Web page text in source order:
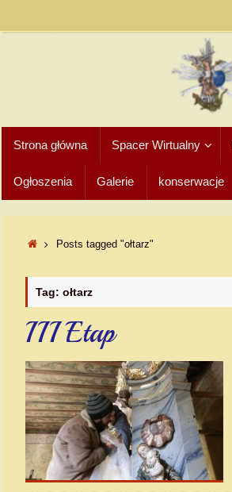
Strona główna Spacer Wirtualny
Ogłoszenia Galerie konserwacje
Posts tagged "ołtarz"
Tag: ołtarz
III Etap